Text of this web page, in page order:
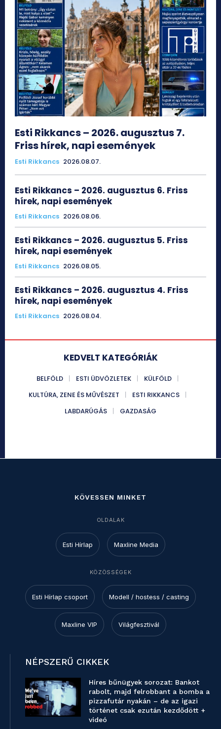
Esti Rikkancs – 2026. augusztus 7.
Friss hírek, napi események
Esti Rikkancs 2026.08.07.
Esti Rikkancs – 2026. augusztus 6. Friss
hírek, napi események
Esti Rikkancs 2026.08.06.
Esti Rikkancs – 2026. augusztus 5. Friss
hírek, napi események
Esti Rikkancs 2026.08.05.
Esti Rikkancs – 2026. augusztus 4. Friss
hírek, napi események
Esti Rikkancs 2026.08.04.
KEDVELT KATEGÓRIÁK
BELFÖLD ESTI ÜDVÖZLETEK
KÜLFÖLD
KULTÚRA, ZENE ÉS MŰVÉSZET
ESTI RIKKANCS
LABDARÚGÁS
GAZDASÁG
KÖVESSEN MINKET
OLDALAK
Esti Hírlap Maxline Media
KÖZÖSSÉGEK
Esti Hírlap csoport Modell / hostess / casting
Maxline VIP Világfesztivál
NÉPSZERŰ CIKKEK
Híres bűnügyek sorozat: Bankot
rabolt, majd felrobbant a bomba a
pizzafutár nyakán – de az igazi
történet csak ezután kezdődött +
videó